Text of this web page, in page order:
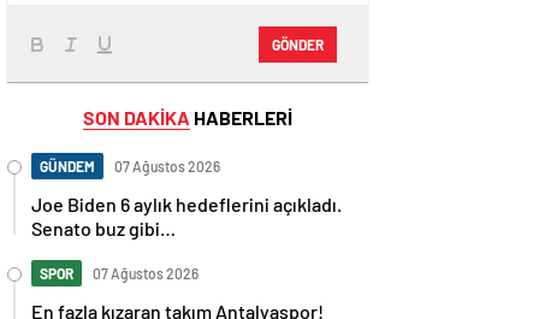
GÖNDER
SON DAKİKA HABERLERİ
GÜNDEM 07 Ağustos 2026
Joe Biden 6 aylık hedeflerini açıkladı.
Senato buz gibi…
SPOR 07 Ağustos 2026
En fazla kızaran takım Antalyaspor!